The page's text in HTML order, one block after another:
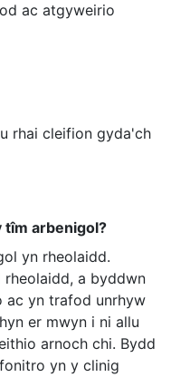
ac atgyweirio
rhai cleifion gyda'ch
tîm arbenigol?
yn rheolaidd.
a byddwn
ac yn trafod unrhyw
er mwyn i ni allu
arnoch chi. Bydd
yn y clinig